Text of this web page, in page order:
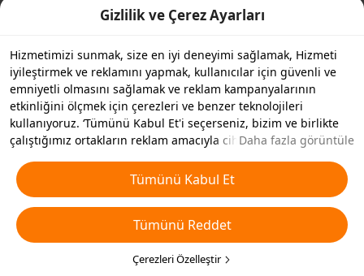
Gizlilik ve Çerez Ayarları
Hizmetimizi sunmak, size en iyi deneyimi sağlamak, Hizmeti
iyileştirmek ve reklamını yapmak, kullanıcılar için güvenli ve
emniyetli olmasını sağlamak ve reklam kampanyalarının
etkinliğini ölçmek için çerezleri ve benzer teknolojileri
kullanıyoruz. ‘Tümünü Kabul Et'i seçerseniz, bizim ve birlikte
çalıştığımız ortakların reklam amacıyla cihazınızda çerezleri ve
Ayrıca, temel olmayan çerezlerin ’Tümünü Reddedebilir' veya
aşağıdaki ’Çerezleri Özelleştir'i tıklayarak veya gizlilik
ayarlarınızda istediğiniz zaman hangi çerez türlerini kabul
etmek veya devre dışı bırakmak istediğinizi seçebilirsiniz. Daha
fazla detay içinÇerezler ve Benzer Teknolojiler Politikamıza
Daha fazla görüntüle
Tümünü Kabul Et
Tümünü Reddet
Çerezleri Özelleştir